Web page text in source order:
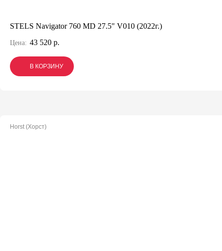
STELS Navigator 760 MD 27.5" V010 (2022г.)
Цена: 43 520 р.
В КОРЗИНУ
В КОРЗИНУ
В КОРЗИНУ
Horst (Хорст)